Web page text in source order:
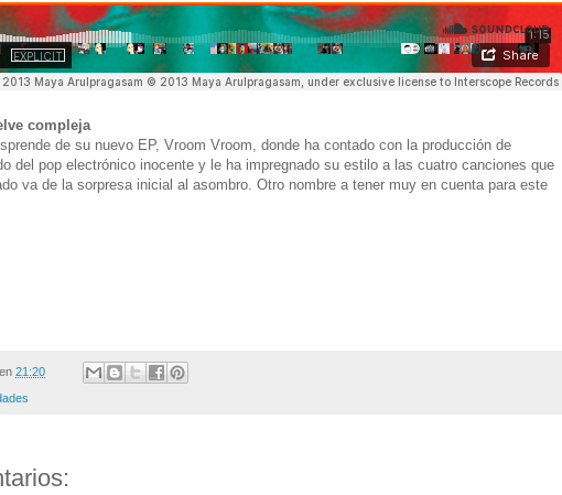
compleja
de su nuevo EP, Vroom Vroom, donde ha contado con la producción de
del pop electrónico inocente y le ha impregnado su estilo a las cuatro canciones que
va de la sorpresa inicial al asombro. Otro nombre a tener muy en cuenta para este
en 21:20